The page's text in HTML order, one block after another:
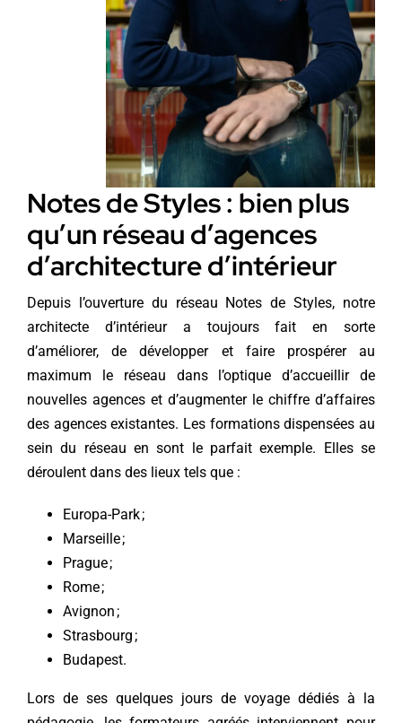
Notes de Styles : bien plus
qu’un réseau d’agences
d’architecture d’intérieur
Depuis l’ouverture du réseau Notes de Styles, notre
architecte d’intérieur a toujours fait en sorte
d’améliorer, de développer et faire prospérer au
maximum le réseau dans l’optique d’accueillir de
nouvelles agences et d’augmenter le chiffre d’affaires
des agences existantes. Les formations dispensées au
sein du réseau en sont le parfait exemple. Elles se
déroulent dans des lieux tels que :
Europa-Park ;
Marseille ;
Prague ;
Rome ;
Avignon ;
Strasbourg ;
Budapest.
Lors de ses quelques jours de voyage dédiés à la